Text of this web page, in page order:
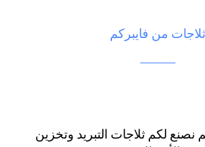
ثلاجات من فايبركم
نصنع لكم ثلاجات التبريد وتخزين